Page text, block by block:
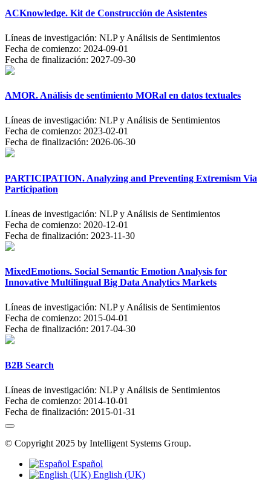
ACKnowledge. Kit de Construcción de Asistentes
Líneas de investigación: NLP y Análisis de Sentimientos
Fecha de comienzo: 2024-09-01
Fecha de finalización: 2027-09-30
AMOR. Análisis de sentimiento MORal en datos textuales
Líneas de investigación: NLP y Análisis de Sentimientos
Fecha de comienzo: 2023-02-01
Fecha de finalización: 2026-06-30
PARTICIPATION. Analyzing and Preventing Extremism Via
Participation
Líneas de investigación: NLP y Análisis de Sentimientos
Fecha de comienzo: 2020-12-01
Fecha de finalización: 2023-11-30
MixedEmotions. Social Semantic Emotion Analysis for
Innovative Multilingual Big Data Analytics Markets
Líneas de investigación: NLP y Análisis de Sentimientos
Fecha de comienzo: 2015-04-01
Fecha de finalización: 2017-04-30
B2B Search
Líneas de investigación: NLP y Análisis de Sentimientos
Fecha de comienzo: 2014-10-01
Fecha de finalización: 2015-01-31
© Copyright 2025 by Intelligent Systems Group.
Español
English (UK)